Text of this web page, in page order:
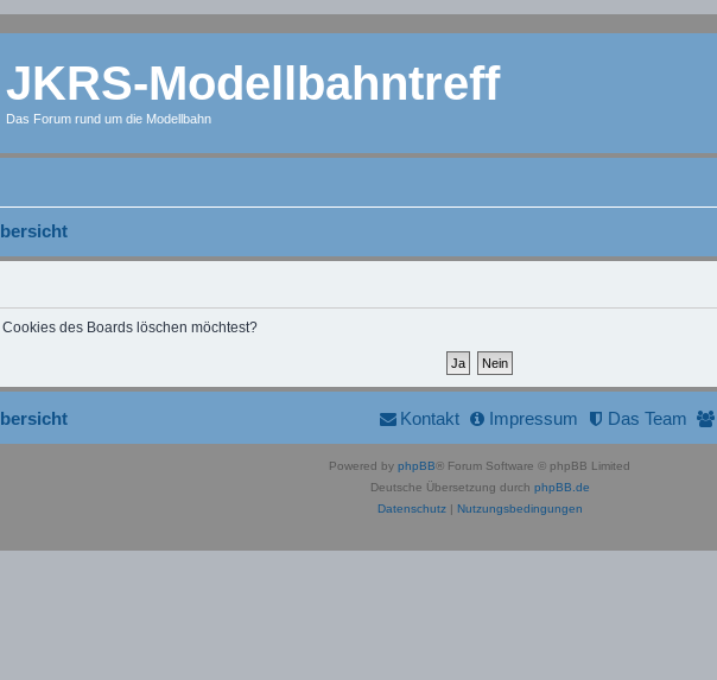
JKRS-Modellbahntreff
Das Forum rund um die Modellbahn
des Boards löschen möchtest?
Das Team
Impressum
Kontakt
Powered by phpBB® Forum Software © phpBB Limited
Deutsche Übersetzung durch phpBB.de
Datenschutz| Nutzungsbedingungen